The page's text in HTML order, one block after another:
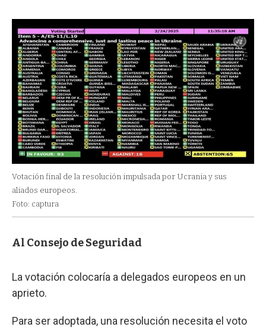
Votación final de la resolución impulsada por Ucrania y sus
aliados europeos.
Foto: captura
Al Consejo de Seguridad
La votación colocaría a delegados europeos en un
aprieto.
Para ser adoptada, una resolución necesita el voto